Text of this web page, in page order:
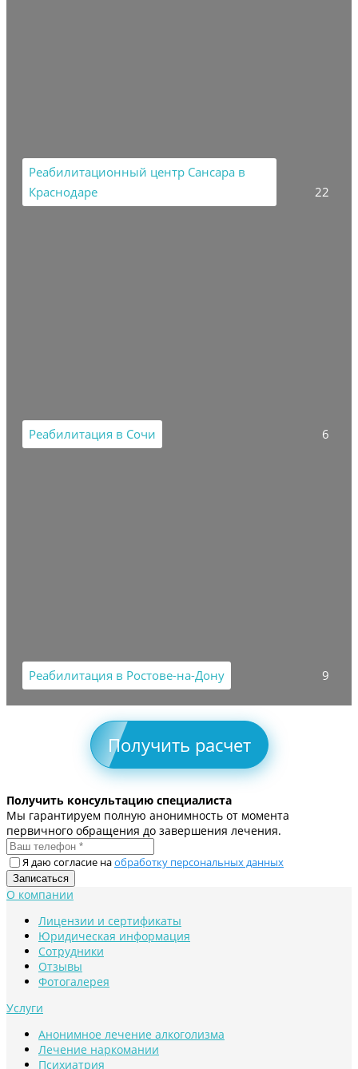
Реабилитационный центр Сансара в
Краснодаре
22
Реабилитация в Сочи 6
Реабилитация в Ростове-на-Дону 9
Получить расчет
Получить консультацию специалиста
Мы гарантируем полную анонимность от момента
первичного обращения до завершения лечения.
Я даю согласие наобработку персональных данных
О компании
Лицензии и сертификаты
Юридическая информация
Сотрудники
Отзывы
Фотогалерея
Услуги
Анонимное лечение алкоголизма
Лечение наркомании
Психиатрия